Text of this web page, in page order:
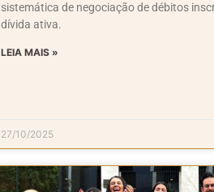
sistemática de negociação de débitos
dívida ativa.
LEIA MAIS »
27/10/2025